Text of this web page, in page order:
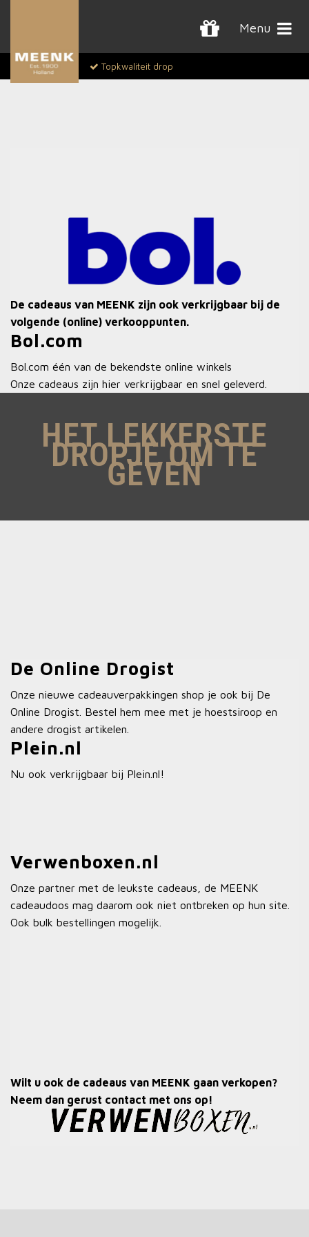
Menu
Topkwaliteit drop
De cadeaus van MEENK zijn ook verkrijgbaar bij de
volgende (online) verkooppunten.
Bol.com
Bol.com één van de bekendste online winkels
Onze cadeaus zijn hier verkrijgbaar en snel geleverd.
HET LEKKERSTE
DROPJE OM TE
GEVEN
De Online Drogist
Onze nieuwe cadeauverpakkingen shop je ook bij De
Online Drogist. Bestel hem mee met je hoestsiroop en
andere drogist artikelen.
Plein.nl
Nu ook verkrijgbaar bij Plein.nl!
Verwenboxen.nl
Onze partner met de leukste cadeaus, de MEENK
cadeaudoos mag daarom ook niet ontbreken op hun site.
Ook bulk bestellingen mogelijk.
Wilt u ook de cadeaus van MEENK gaan verkopen?
Neem dan gerust contact met ons op!